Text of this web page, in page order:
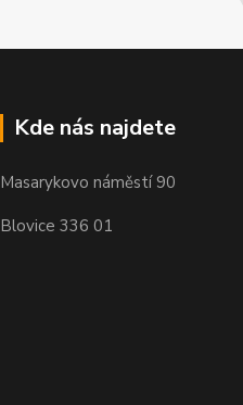
Kde nás najdete
Masarykovo náměstí 90
Blovice 336 01